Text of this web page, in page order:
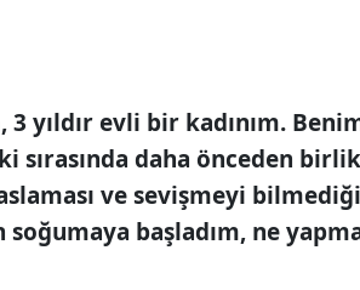
3 yıldır evli bir kadınım.
sırasında daha önceden
ve sevişmeyi
başladım, ne